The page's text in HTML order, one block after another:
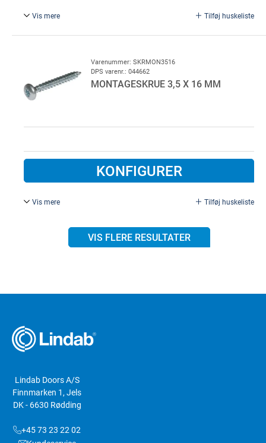
Vis mere Tilføj huskeliste
5,3 x 55 mm, TORX 25, Gulcromatiseret.
Varenummer: SKRMON3516
DPS varenr.: 044662
MONTAGESKRUE 3,5 X 16 MM
KONFIGURER
Vis mere Tilføj huskeliste
VIS FLERE RESULTATER
Lindab Doors A/S
Finnmarken 1, Jels
DK - 6630 Rødding
+45 73 23 22 02